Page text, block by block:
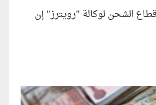
الشحن لوكالة "رويترز" إن